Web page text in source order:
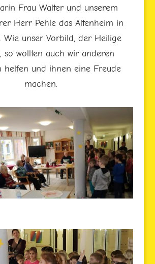
Frau Walter und unserem
Herr Pehle das Altenheim in
Wie unser Vorbild, der Heilige
so wollten auch wir anderen
helfen und ihnen eine Freude
machen.